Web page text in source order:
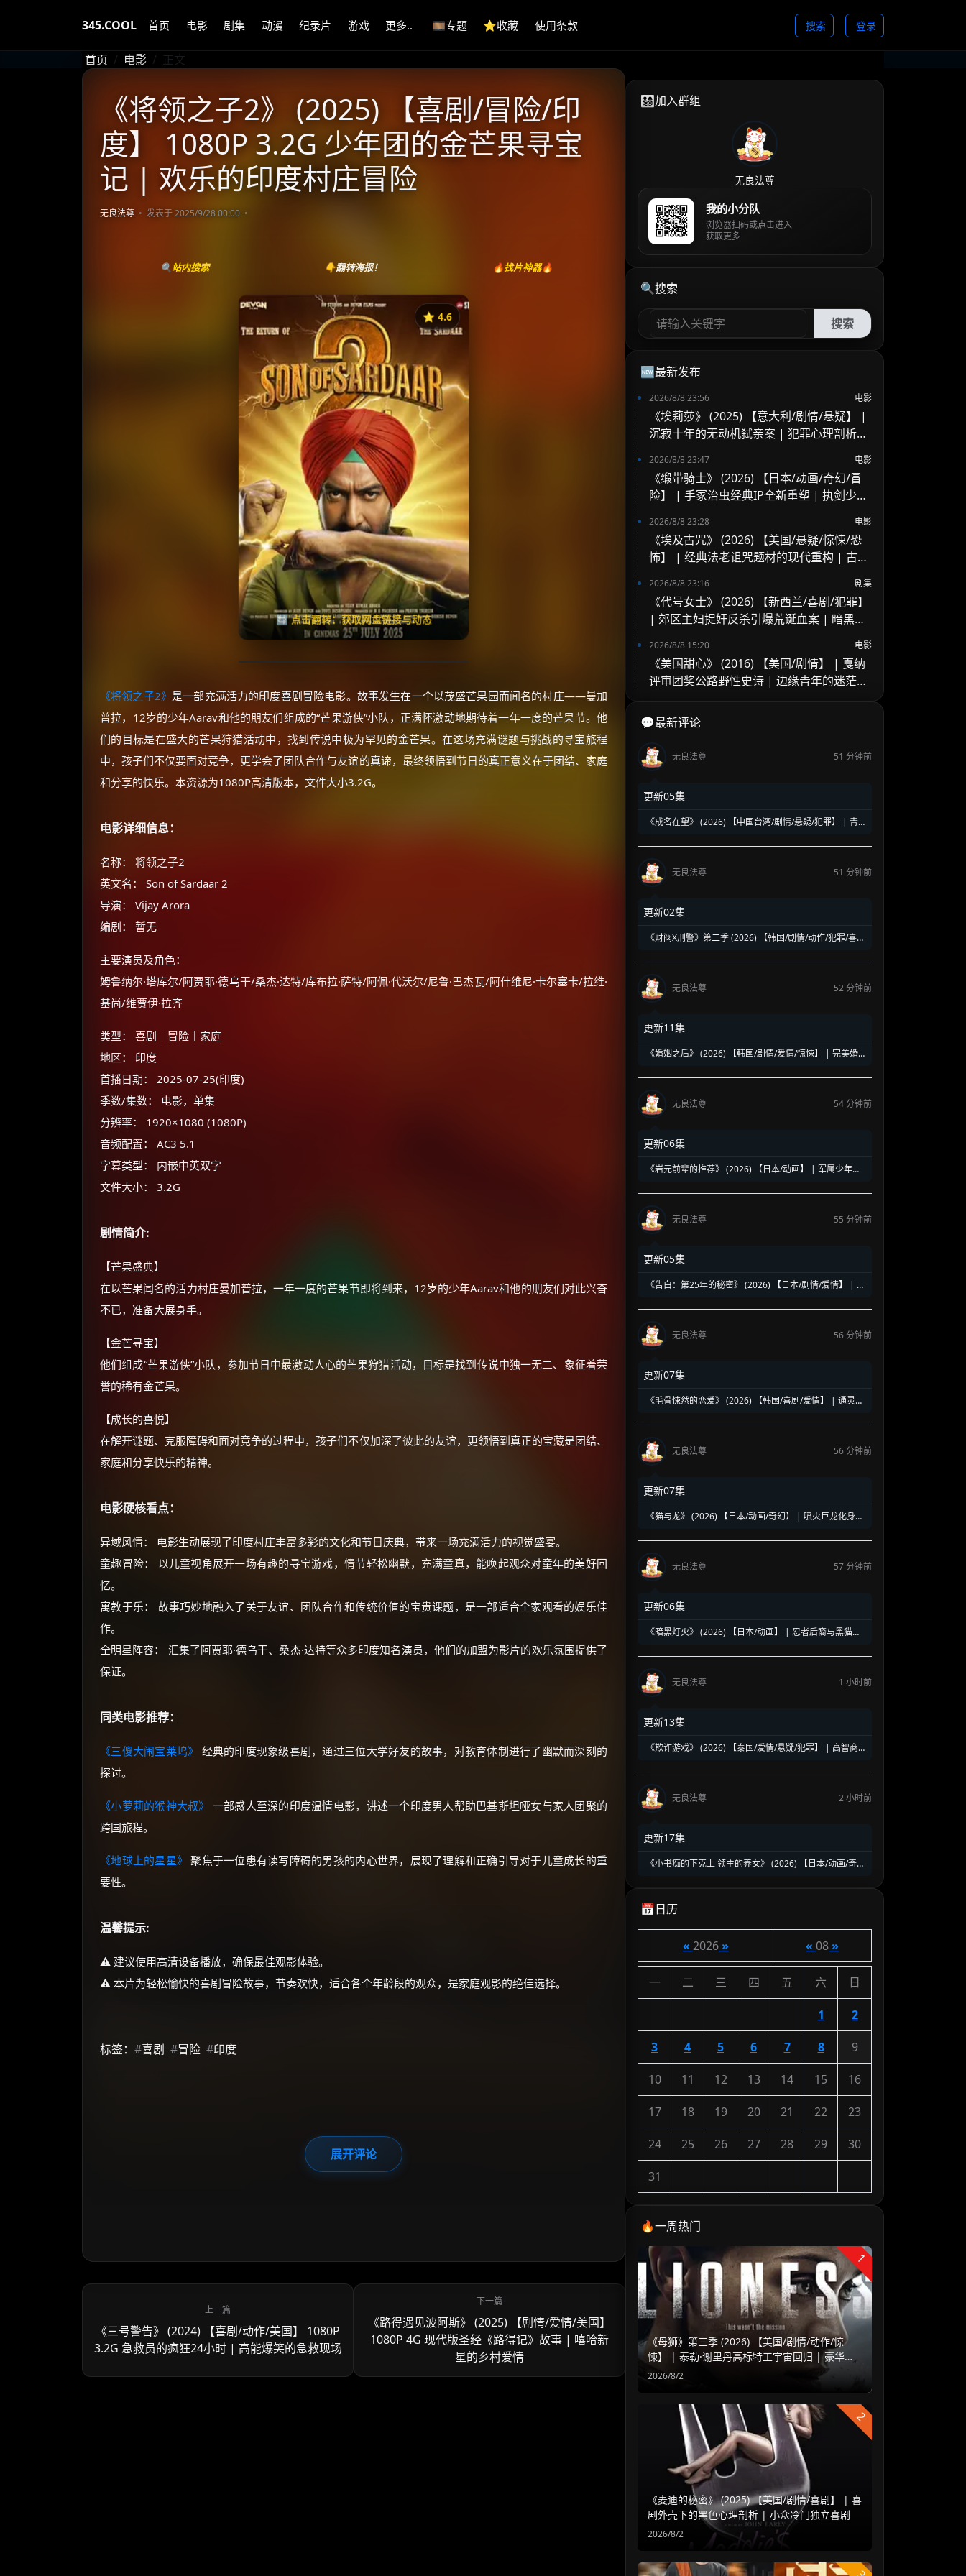
345.COOL 首页 电影 剧集 动漫 纪录片 游戏 更多.. 🎞️专题 ⭐️收藏 使用条款 搜索 登录
首页 电影 正文
《将领之子2》 (2025) 【喜剧/冒险/印
度】 1080P 3.2G 少年团的金芒果寻宝
记 | 欢乐的印度村庄冒险
无良法尊 发表于 2025/9/28 00:00
🔍站内搜索 👇翻转海报！ 🔥找片神器🔥
⭐️ 4.6
🔄 点击翻转：获取网盘链接与动态
《将领之子2》
⭐
收藏
⭐️ 评分：4.6 | 🎬 2025年
夸克网盘
失效请反馈
🧧️
天天领红包
《将领之子2》是一部充满活力的印度喜剧冒险电影。故事发生在一个以茂盛芒果园而闻名的村庄——曼加
普拉，12岁的少年Aarav和他的朋友们组成的“芒果游侠”小队，正满怀激动地期待着一年一度的芒果节。他
们的目标是在盛大的芒果狩猎活动中，找到传说中极为罕见的金芒果。在这场充满谜题与挑战的寻宝旅程
中，孩子们不仅要面对竞争，更学会了团队合作与友谊的真谛，最终领悟到节日的真正意义在于团结、家庭
和分享的快乐。本资源为1080P高清版本，文件大小3.2G。
电影详细信息：
名称： 将领之子2
英文名： Son of Sardaar 2
导演： Vijay Arora
编剧： 暂无
主要演员及角色：
姆鲁纳尔·塔库尔/阿贾耶·德乌干/桑杰·达特/库布拉·萨特/阿佩·代沃尔/尼鲁·巴杰瓦/阿什维尼·卡尔塞卡/拉维·
基尚/维贾伊·拉齐
类型： 喜剧｜冒险｜家庭
地区： 印度
首播日期： 2025-07-25(印度)
季数/集数： 电影，单集
分辨率： 1920×1080 (1080P)
音频配置： AC3 5.1
字幕类型： 内嵌中英双字
文件大小： 3.2G
剧情简介:
【芒果盛典】
在以芒果闻名的活力村庄曼加普拉，一年一度的芒果节即将到来，12岁的少年Aarav和他的朋友们对此兴奋
不已，准备大展身手。
【金芒寻宝】
他们组成“芒果游侠”小队，参加节日中最激动人心的芒果狩猎活动，目标是找到传说中独一无二、象征着荣
誉的稀有金芒果。
【成长的喜悦】
在解开谜题、克服障碍和面对竞争的过程中，孩子们不仅加深了彼此的友谊，更领悟到真正的宝藏是团结、
家庭和分享快乐的精神。
电影硬核看点：
异域风情： 电影生动展现了印度村庄丰富多彩的文化和节日庆典，带来一场充满活力的视觉盛宴。
童趣冒险： 以儿童视角展开一场有趣的寻宝游戏，情节轻松幽默，充满童真，能唤起观众对童年的美好回
忆。
寓教于乐： 故事巧妙地融入了关于友谊、团队合作和传统价值的宝贵课题，是一部适合全家观看的娱乐佳
作。
全明星阵容： 汇集了阿贾耶·德乌干、桑杰·达特等众多印度知名演员，他们的加盟为影片的欢乐氛围提供了
保证。
同类电影推荐：
《三傻大闹宝莱坞》
经典的印度现象级喜剧，通过三位大学好友的故事，对教育体制进行了幽默而深刻的
探讨。
《小萝莉的猴神大叔》
一部感人至深的印度温情电影，讲述一个印度男人帮助巴基斯坦哑女与家人团聚的
跨国旅程。
《地球上的星星》 聚焦于一位患有读写障碍的男孩的内心世界，展现了理解和正确引导对于儿童成长的重
要性。
温馨提示:
⚠️ 建议使用高清设备播放，确保最佳观影体验。
⚠️ 本片为轻松愉快的喜剧冒险故事，节奏欢快，适合各个年龄段的观众，是家庭观影的绝佳选择。
标签： #喜剧 #冒险 #印度
展开评论
《三号警告》 (2024) 【喜剧/动作/美国】 1080P
3.2G 急救员的疯狂24小时 | 高能爆笑的急救现场
《路得遇见波阿斯》 (2025) 【剧情/爱情/美国】
1080P 4G 现代版圣经《路得记》故事 | 嘻哈新
星的乡村爱情
👨‍👩‍👧‍👦加入群组
无良法尊
我的小分队
浏览器扫码或点击进入
获取更多
🔍搜索
搜索
🆕最新发布
2026/8/8 23:56 电影
《埃莉莎》 (2025) 【意大利/剧情/悬疑】 |
沉寂十年的无动机弑亲案 | 犯罪心理剖析与
2026/8/8 23:47 电影
《缎带骑士》 (2026) 【日本/动画/奇幻/冒
险】 | 手冢治虫经典IP全新重塑 | 执剑少女
2026/8/8 23:28 电影
《埃及古咒》 (2026) 【美国/悬疑/惊悚/恐
怖】 | 经典法老诅咒题材的现代重构 | 古老
2026/8/8 23:16 剧集
《代号女士》 (2026) 【新西兰/喜剧/犯罪】
| 郊区主妇捉奸反杀引爆荒诞血案 | 暗黑黑
2026/8/8 15:20 电影
《美国甜心》 (2016) 【美国/剧情】 | 戛纳
评审团奖公路野性史诗 | 边缘青年的迷茫、
💬最新评论
无良法尊 51 分钟前
更新05集
《成名在望》 (2026) 【中国台湾/剧情/悬疑/犯罪】 | 青
无良法尊 51 分钟前
更新02集
《财阀X刑警》第二季 (2026) 【韩国/剧情/动作/犯罪/喜
碰撞
无良法尊
52 分钟前
更新11集
《婚姻之后》 (2026) 【韩国/剧情/爱情/惊悚】 | 完美婚
无良法尊 54 分钟前
更新06集
《岩元前辈的推荐》 (2026) 【日本/动画】 | 军属少年的
无良法尊 55 分钟前
更新05集
《告白：第25年的秘密》 (2026) 【日本/剧情/爱情】 | 松
无良法尊 56 分钟前
更新07集
《毛骨悚然的恋爱》 (2026) 【韩国/喜剧/爱情】 | 通灵继
无良法尊 56 分钟前
更新07集
《猫与龙》 (2026) 【日本/动画/奇幻】 | 喷火巨龙化身暖
无良法尊 57 分钟前
更新06集
《暗黑灯火》 (2026) 【日本/动画】 | 忍者后裔与黑猫凶
无良法尊 1 小时前
更新13集
《欺诈游戏》 (2026) 【泰国/爱情/悬疑/犯罪】 | 高智商
无良法尊 2 小时前
更新17集
《小书痴的下克上 领主的养女》 (2026) 【日本/动画/奇
📅日历
« 2026» « 08»
一 二 三 四 五 六 日
1 2
3 4 5 6 7 8 9
10 11 12 13 14 15 16
17 18 19 20 21 22 23
24 25 26 27 28 29 30
31
🔥一周热门
1
《母狮》第三季 (2026) 【美国/剧情/动作/惊
悚】 | 泰勒·谢里丹高标特工宇宙回归 | 豪华阵
容延续高水准硬核谍战
2026/8/2
2
《麦迪的秘密》 (2025) 【美国/剧情/喜剧】 | 喜
剧外壳下的黑色心理剖析 | 小众冷门独立喜剧
2026/8/2
☕
价格有浮动，请直接搜索查最低价！
还有支付宝现金红包、外卖红包、